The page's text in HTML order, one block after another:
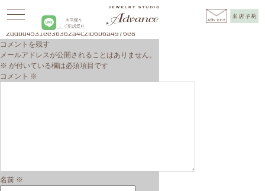
NEWS >カタログ請求で “特別割引クーポン”をプレゼント☆>
2ddbd4531ee36362a4c2fb6b6a4976e8
コメントを残す
メールアドレスが公開されることはありません。
※ が付いている欄は必須項目です
コメント ※
名前 ※